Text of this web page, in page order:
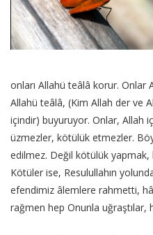
onları Allahü teâlâ korur. Onlar
Allahü teâlâ, (Kim Allah der ve
içindir) buyuruyor. Onlar, Allah
üzmezler, kötülük etmezler.
edilmez. Değil kötülük
Kötüler ise, Resulullahın
efendimiz âlemlere rahmetti,
rağmen hep Onunla uğraştılar,